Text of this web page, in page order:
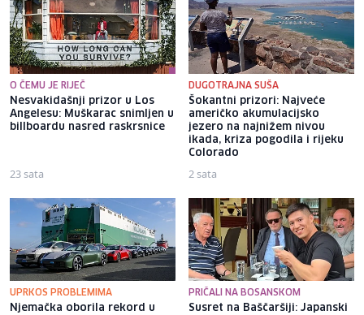
O ČEMU JE RIJEČ
Nesvakidašnji prizor u Los
Angelesu: Muškarac snimljen u
billboardu nasred raskrsnice
23 sata
DUGOTRAJNA SUŠA
Šokantni prizori: Najveće
američko akumulacijsko
jezero na najnižem nivou
ikada, kriza pogodila i rijeku
Colorado
2 sata
UPRKOS PROBLEMIMA
Njemačka oborila rekord u
PRIČALI NA BOSANSKOM
Susret na Baščaršiji: Japanski